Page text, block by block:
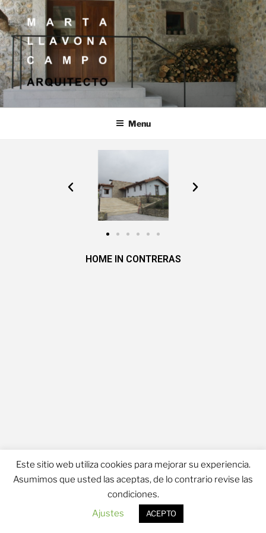
MARTA LLAVONA CAMPO
Menu
HOME IN CONTRERAS
Política de Privacidad
Este sitio web utiliza cookies para mejorar su experiencia.
Asumimos que usted las aceptas, de lo contrario revise las
condiciones.
Ajustes
ACEPTO